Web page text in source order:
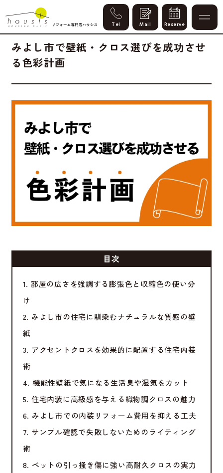
Column 2026.06.11 暮らし改善 健康・素材
みよし市で壁紙・クロス選びを成功させ
る色彩計画
目次
1. 部屋の広さを強調する膨張色と収縮色の使い分
け
2. みよし市の住宅に馴染むナチュラルな質感の壁
紙
3. アクセントクロスを効果的に配置する住宅内装
術
4. 機能性壁紙で気になる生活臭や湿気をカット
5. 住宅内装に高級感を与える織物調クロスの魅力
6. みよし市での内装リフォーム費用を抑える工夫
7. サンプル確認で失敗しないためのライティング
術
8. ペットの引っ掻き傷に強い高耐久クロスの実力